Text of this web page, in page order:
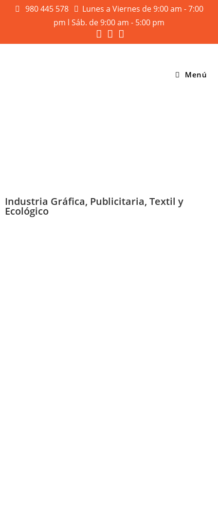
980 445 578
Lunes a Viernes de 9:00 am - 7:00
pm l Sáb. de 9:00 am - 5:00 pm
Menú
Industria Gráfica, Publicitaria, Textil y
Ecológico